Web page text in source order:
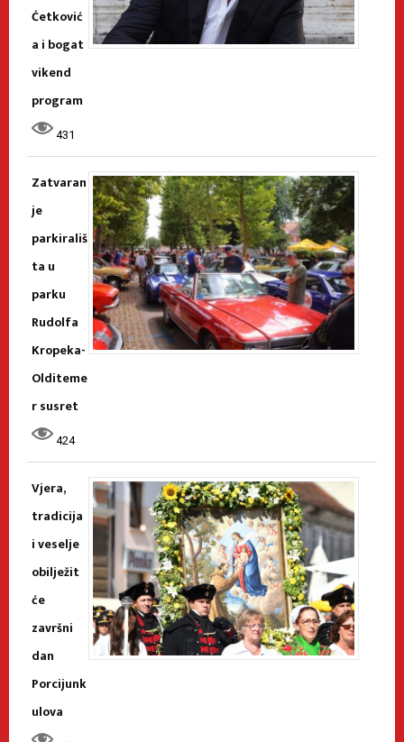
Ćetković
a i bogat
vikend
program
431
Zatvaran
je
parkirališ
ta u
parku
Rudolfa
Kropeka-
Olditeme
r susret
424
Vjera,
tradicija
i veselje
obilježit
će
završni
dan
Porcijunk
ulova